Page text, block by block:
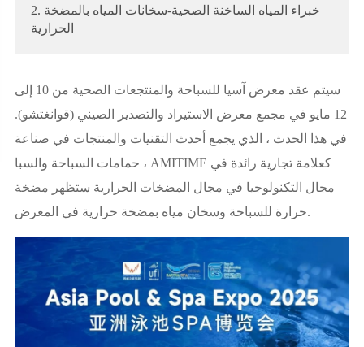
2. خبراء المياه الساخنة الصحية-سخانات المياه بالمضخة
الحرارية
سيتم عقد معرض آسيا للسباحة والمنتجعات الصحية من 10 إلى
12 مايو في مجمع معرض الاستيراد والتصدير الصيني (قوانغتشو).
في هذا الحدث ، الذي يجمع أحدث التقنيات والمنتجات في صناعة
حمامات السباحة والسبا ، AMITIME كعلامة تجارية رائدة في
مجال التكنولوجيا في مجال المضخات الحرارية ستظهر مضخة
حرارة للسباحة وسخان مياه بمضخة حرارية في المعرض.